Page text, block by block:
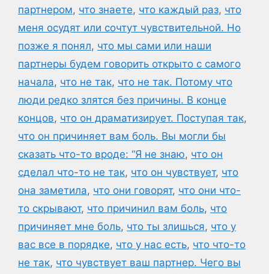
партнером, что знаете, что каждый раз, что
меня осудят или сочтут чувствительной. Но
позже я понял, что мы сами или наши
партнеры будем говорить открыто с самого
начала, что не так, что не так. Потому что
люди редко злятся без причины. В конце
концов, что он драматизирует. Поступая так,
что он причиняет вам боль. Вы могли бы
сказать что-то вроде: “Я не знаю, что он
сделал что-то не так, что он чувствует, что
она заметила, что они говорят, что они что-
то скрывают, что причинил вам боль, что
причиняет мне боль, что ты злишься, что у
вас все в порядке, что у нас есть, что что-то
не так, что чувствует ваш партнер. Чего вы